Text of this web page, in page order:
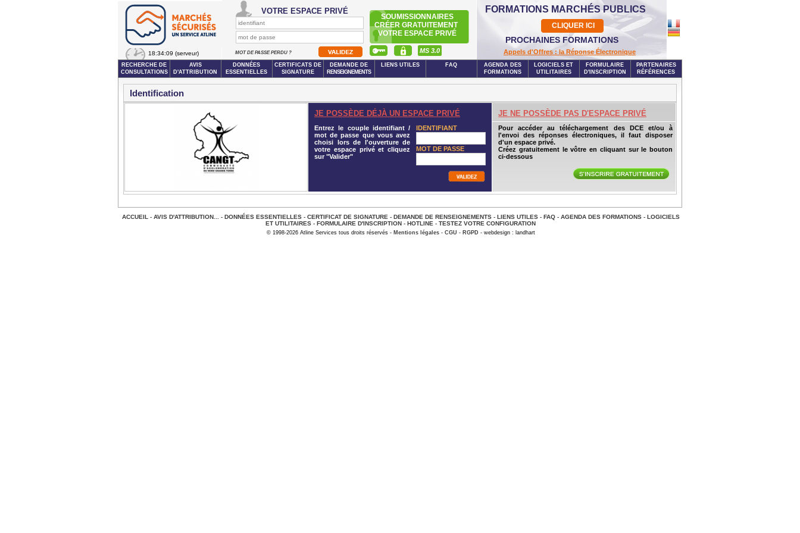
18:34:09 (serveur)
VOTRE ESPACE PRIVÉ
MOT DE PASSE PERDU ? MS 3.0
SOUMISSIONNAIRES
CRÉER GRATUITEMENT
VOTRE ESPACE PRIVÉ
FORMATIONS MARCHÉS PUBLICS
CLIQUER ICI
PROCHAINES FORMATIONS
Appels d'Offres : la Réponse Électronique
RECHERCHE DE
CONSULTATIONS
AVIS
D'ATTRIBUTION
DONNÉES
ESSENTIELLES
CERTIFICATS DE
SIGNATURE
DEMANDE DE
RENSEIGNEMENTS
LIENS UTILES FAQ
AGENDA DES
FORMATIONS
LOGICIELS ET
UTILITAIRES
FORMULAIRE
D'INSCRIPTION
PARTENAIRES
RÉFÉRENCES
Identification
JE POSSÈDE DÉJÀ UN ESPACE PRIVÉ
Entrez le couple identifiant /
mot de passe que vous avez
choisi lors de l'ouverture de
votre espace privé et cliquez
sur "Valider"
IDENTIFIANT
MOT DE PASSE
JE NE POSSÈDE PAS D'ESPACE PRIVÉ
Pour accéder au téléchargement des DCE et/ou à
l'envoi des réponses électroniques, il faut disposer
d'un espace privé.
Créez gratuitement le vôtre en cliquant sur le bouton
ci-dessous
ACCUEIL - AVIS D'ATTRIBUTION... - DONNÉES ESSENTIELLES- CERTIFICAT DE SIGNATURE - DEMANDE DE RENSEIGNEMENTS- LIENS UTILES- FAQ- AGENDA DES FORMATIONS- LOGICIELS
ET UTILITAIRES - FORMULAIRE D'INSCRIPTION - HOTLINE - TESTEZ VOTRE CONFIGURATION
© 1998-2026 Atline Services tous droits réservés - Mentions légales- CGU - RGPD - webdesign : landhart